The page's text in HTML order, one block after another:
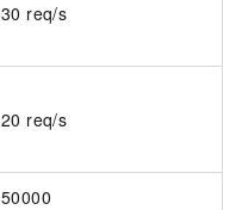
30 req/s
20 req/s
50000